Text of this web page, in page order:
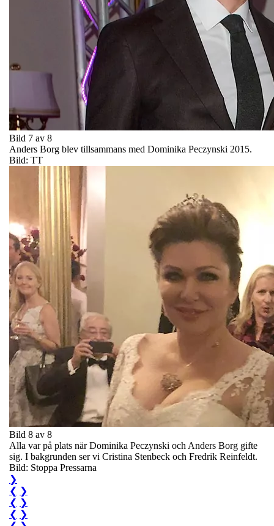
Bild 7 av 8
Anders Borg blev tillsammans med Dominika Peczynski 2015.
Bild: TT
Bild 8 av 8
Alla var på plats när Dominika Peczynski och Anders Borg gifte
sig. I bakgrunden ser vi Cristina Stenbeck och Fredrik Reinfeldt.
Bild: Stoppa Pressarna
❯
❮ ❯
❮ ❯
❮ ❯